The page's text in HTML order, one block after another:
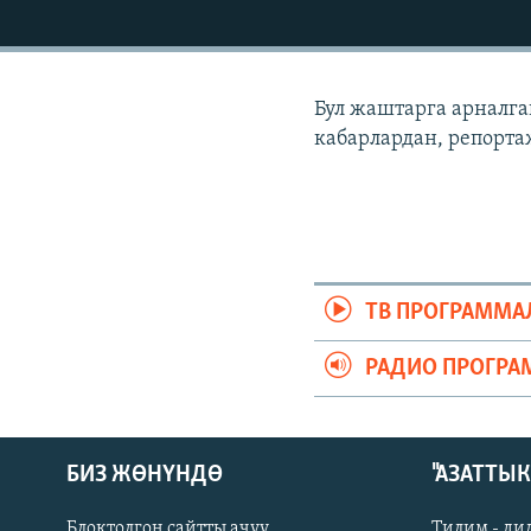
АЗАТТЫК+
Бул жаштарга
кабарлардан,
ТВ
РАДИО
БИЗ ЖӨНҮНДӨ